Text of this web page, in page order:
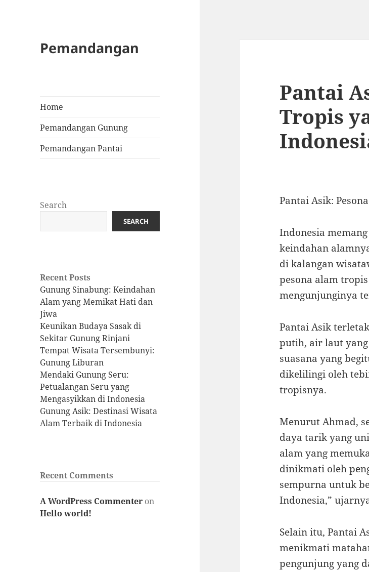
Pemandangan
Home
Pemandangan Gunung
Pemandangan Pantai
Search
SEARCH
Recent Posts
Gunung Sinabung: Keindahan
Alam yang Memikat Hati dan
Jiwa
Keunikan Budaya Sasak di
Sekitar Gunung Rinjani
Tempat Wisata Tersembunyi:
Gunung Liburan
Mendaki Gunung Seru:
Petualangan Seru yang
Mengasyikkan di Indonesia
Gunung Asik: Destinasi Wisata
Alam Terbaik di Indonesia
Recent Comments
A WordPress Commenter on
Hello world!
Pantai
Tropis
Pantai Asik:
Indonesia
keindahan
di kalangan
pesona alam
mengunjunginya
Pantai Asik
putih, air laut
suasana yang
dikelilingi oleh
tropisnya.
Menurut Ahmad,
daya tarik yang
alam yang
dinikmati oleh
sempurna untuk
Indonesia,”
Selain itu, Pantai
menikmati
pengunjung yang